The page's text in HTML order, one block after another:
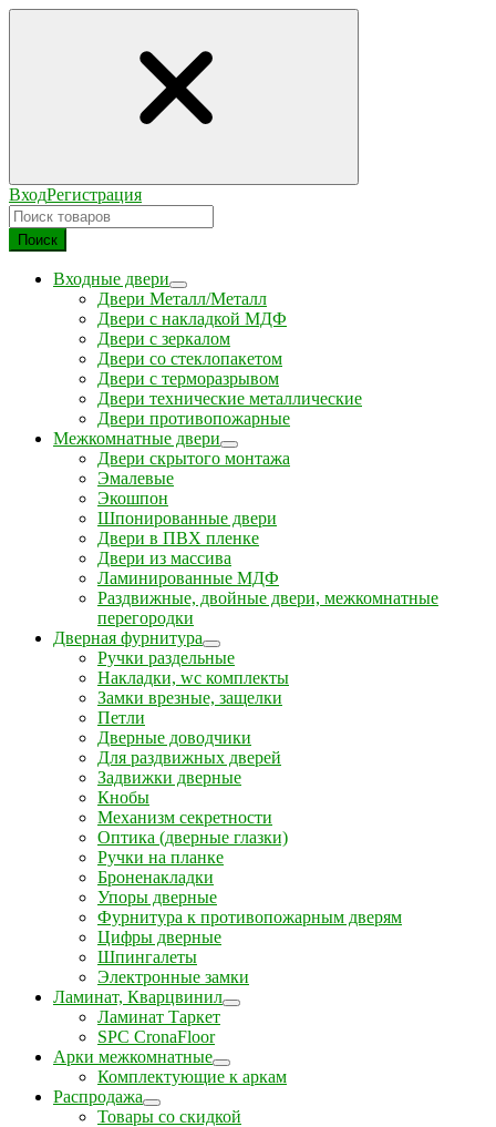
ВходРегистрация
Поиск
Входные двери
Двери Металл/Металл
Двери с накладкой МДФ
Двери с зеркалом
Двери со стеклопакетом
Двери с терморазрывом
Двери технические металлические
Двери противопожарные
Межкомнатные двери
Двери скрытого монтажа
Эмалевые
Экошпон
Шпонированные двери
Двери в ПВХ пленке
Двери из массива
Ламинированные МДФ
Раздвижные, двойные двери, межкомнатные
перегородки
Дверная фурнитура
Ручки раздельные
Накладки, wc комплекты
Замки врезные, защелки
Петли
Дверные доводчики
Для раздвижных дверей
Задвижки дверные
Кнобы
Механизм секретности
Оптика (дверные глазки)
Ручки на планке
Броненакладки
Упоры дверные
Фурнитура к противопожарным дверям
Цифры дверные
Шпингалеты
Электронные замки
Ламинат, Кварцвинил
Ламинат Таркет
SPC CronaFloor
Арки межкомнатные
Комплектующие к аркам
Распродажа
Товары со скидкой